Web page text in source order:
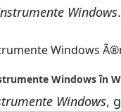
Windows.
Windows,